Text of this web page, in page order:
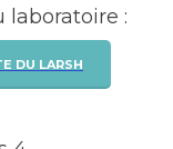
laboratoire :
DU LARSH